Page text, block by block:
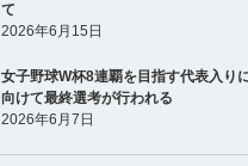
て
2026年6月15日
女子野球W杯8連覇を目指す代表入り
向けて最終選考が行われる
2026年6月7日